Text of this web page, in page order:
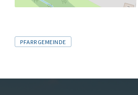
Tags
PFARRGEMEINDE